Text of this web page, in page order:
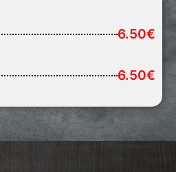
6.50€
6.50€